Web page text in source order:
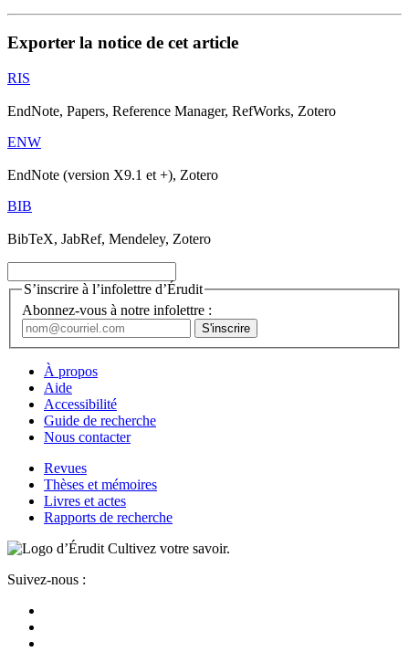
Exporter la notice de cet article
RIS
EndNote, Papers, Reference Manager, RefWorks, Zotero
ENW
EndNote (version X9.1 et +), Zotero
BIB
BibTeX, JabRef, Mendeley, Zotero
S’inscrire à l’infolettre d’Érudit
Abonnez-vous à notre infolettre :
À propos
Aide
Accessibilité
Guide de recherche
Nous contacter
Revues
Thèses et mémoires
Livres et actes
Rapports de recherche
Cultivez votre savoir.
Suivez-nous :